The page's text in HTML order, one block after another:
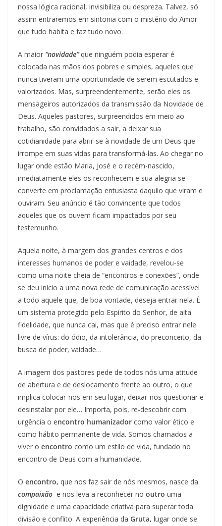
nossa lógica racional, invisibiliza ou despreza. Talvez, só
assim entraremos em sintonia com o mistério do Amor
que tudo habita e faz tudo novo.
A maior “novidade”que ninguém podia esperar é
colocada nas mãos dos pobres e simples, aqueles que
nunca tiveram uma oportunidade de serem escutados e
valorizados. Mas, surpreendentemente, serão eles os
mensageiros autorizados da transmissão da Novidade de
Deus. Aqueles pastores, surpreendidos em meio ao
trabalho, são convidados a sair, a deixar sua
cotidianidade para abrir-se à novidade de um Deus que
irrompe em suas vidas para transformá-las. Ao chegar no
lugar onde estão Maria, José e o recém-nascido,
imediatamente eles os reconhecem e sua alegria se
converte em proclamação entusiasta daquilo que viram e
ouviram. Seu anúncio é tão convincente que todos
aqueles que os ouvem ficam impactados por seu
testemunho.
Aquela noite, à margem dos grandes centros e dos
interesses humanos de poder e vaidade, revelou-se
como uma noite cheia de “encontros e conexões”, onde
se deu início a uma nova rede de comunicação acessível
a todo aquele que, de boa vontade, deseja entrar nela. É
um sistema protegido pelo Espírito do Senhor, de alta
fidelidade, que nunca cai, mas que é preciso entrar nele
livre de vírus: do ódio, da intolerância, do preconceito, da
busca de poder, vaidade…
A imagem dos pastores pede de todos nós uma atitude
de abertura e de deslocamento frente ao outro, o que
implica colocar-nos em seu lugar, deixar-nos questionar e
desinstalar por ele… Importa, pois, re-descobrir com
urgência o encontro humanizador como valor ético e
como hábito permanente de vida. Somos chamados a
viver o encontro como um estilo de vida, fundado no
encontro de Deus com a humanidade.
O encontro, que nos faz sair de nós mesmos, nasce da
compaixão e nos leva a reconhecer no outro uma
dignidade e uma capacidade criativa para superar toda
divisão e conflito. A experiência da Gruta, lugar onde se